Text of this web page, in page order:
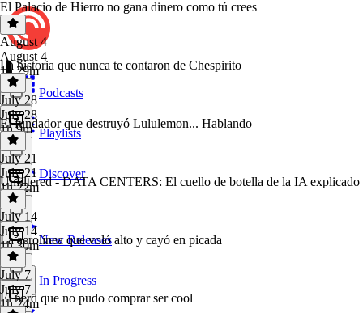
Podcasts
Playlists
Discover
New Releases
In Progress
El Palacio de Hierro no gana dinero como tú crees
August 4
August 4
1h 29m
La historia que nunca te contaron de Chespirito
July 28
July 28
1h 9m
El fundador que destruyó Lululemon... Hablando
July 21
July 21
1h 22m
Unfiltered - DATA CENTERS: El cuello de botella de la IA explicado
July 14
July 14
1h 30m
La aerolínea que voló alto y cayó en picada
July 7
July 7
1h 24m
El nerd que no pudo comprar ser cool